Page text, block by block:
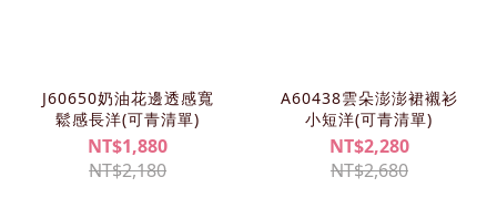
J60650奶油花邊透感寬
鬆感長洋(可青清單)
NT$1,880
NT$2,180
A60438雲朵澎澎裙襯衫
小短洋(可青清單)
NT$2,280
NT$2,680